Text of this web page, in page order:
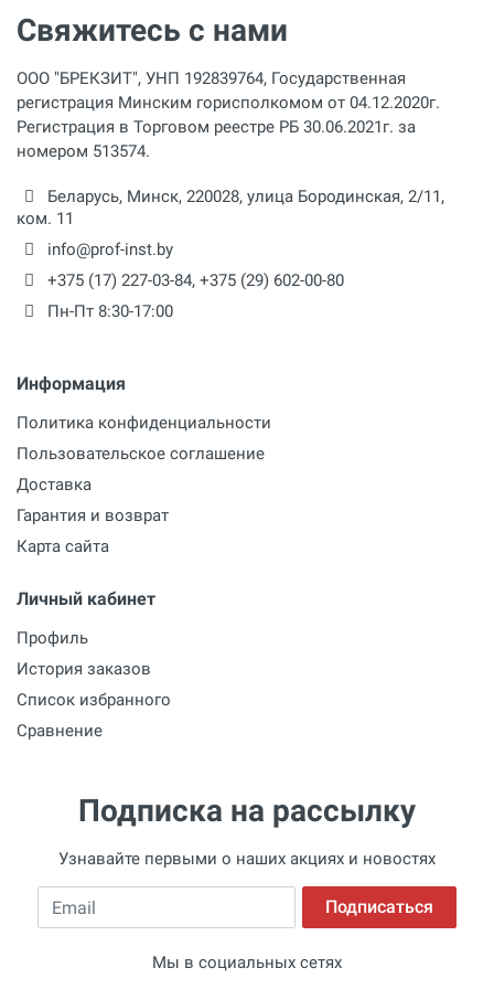
Свяжитесь с нами
ООО "БРЕКЗИТ", УНП 192839764, Государственная
регистрация Минским горисполкомом от 04.12.2020г.
Регистрация в Торговом реестре РБ 30.06.2021г. за
номером 513574.
Беларусь, Минск, 220028, улица Бородинская, 2/11,
ком. 11
info@prof-inst.by
+375 (17) 227-03-84, +375 (29) 602-00-80
Пн-Пт 8:30-17:00
Информация
Политика конфиденциальности
Пользовательское соглашение
Доставка
Гарантия и возврат
Карта сайта
Личный кабинет
Профиль
История заказов
Список избранного
Сравнение
Подписка на рассылку
Узнавайте первыми о наших акциях и новостях
Email Подписаться
Мы в социальных сетях